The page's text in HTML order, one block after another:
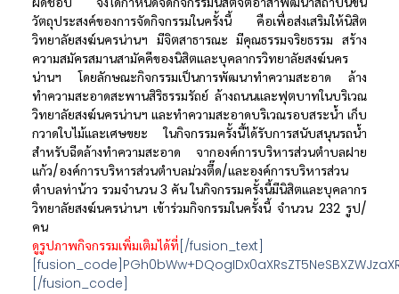
วัตถุประสงค์ของการจัดกิจกรรมในครั้งนี้ คือเพื่อส่งเสริมให้นิสิต
วิทยาลัยสงฆ์นครน่านฯ มีจิตสาธารณะ มีคุณธรรมจริยธรรม สร้าง
ความสมัครสมานสามัคคีของนิสิตและบุคลากรวิทยาลัยสงฆ์นคร
น่านฯโดยลักษณะกิจกรรมเป็นการพัฒนาทำความสะอาด ล้าง
ทำความสะอาดสะพานสิริธรรมรัถย์ ล้างถนนและฟุตบาทในบริเวณ
วิทยาลัยสงฆ์นครน่านฯ และทำความสะอาดบริเวณรอบสระน้ำ เก็บ
กวาดใบไม้และเศษขยะ ในกิจกรรมครั้งนี้ได้รับการสนับสนุนรถน้ำ
สำหรับฉีดล้างทำความสะอาด จากองค์การบริหารส่วนตำบลฝาย
แก้ว/องค์การบริหารส่วนตำบลม่วงตึ๊ด/และองค์การบริหารส่วน
ตำบลท่าน้าว รวมจำนวน 3 คัน ในกิจกรรมครั้งนี้มีนิสิตและบุคลากร
วิทยาลัยสงฆ์นครน่านฯ เข้าร่วมกิจกรรมในครั้งนี้ จำนวน 232 รูป/
คน
ดูรูปภาพกิจกรรมเพิ่มเติมได้ที่ [/fusion_text]
[/fusion_code]